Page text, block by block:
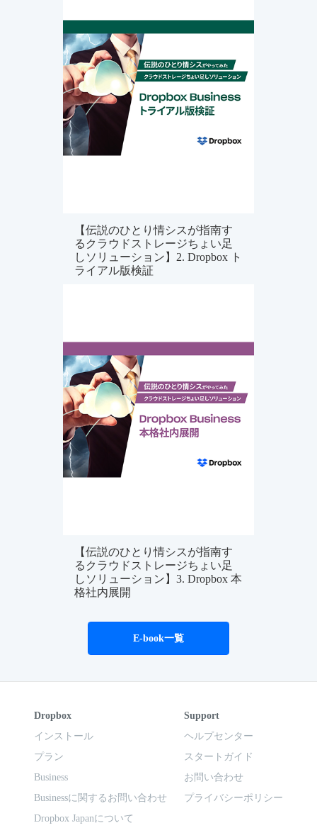
【伝説のひとり情シスが指南す
るクラウドストレージちょい足
しソリューション】2. Dropbox ト
ライアル版検証
【伝説のひとり情シスが指南す
るクラウドストレージちょい足
しソリューション】3. Dropbox 本
格社内展開
E-book一覧
Dropbox
インストール
プラン
Business
Businessに関するお問い合わせ
Dropbox Japanについて
Support
ヘルプセンター
スタートガイド
お問い合わせ
プライバシーポリシー